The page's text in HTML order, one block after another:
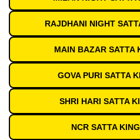
RAJDHANI NIGHT
MAIN BAZAR SATTA
GOVA PURI SATTA
SHRI HARI SATTA
NCR SATTA